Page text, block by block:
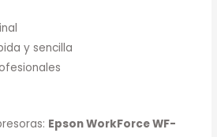
y sencilla
Epson WorkForce WF-